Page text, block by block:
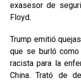
exasesor de
Floyd.
Trump emitió
que se burló como
racista para la
China. Trató de